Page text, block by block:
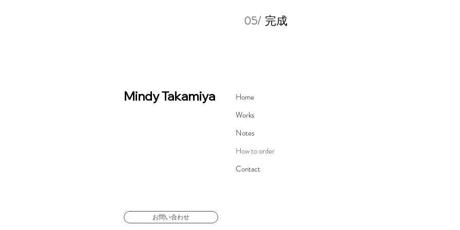
05/ 完成
Mindy Takamiya
Home
Works
Notes
How to order
Contact
お問い合わせ